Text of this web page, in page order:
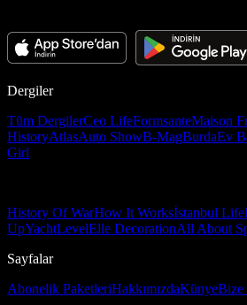
Dergiler
Tüm DergilerCeo LifeFormsanteMaison
HistoryAtlasAuto ShowB-MagBurdaEv
Girl
History Of WarHow It Worksİstanbul Life
UpYachtLevelElle DecorationAll About
Sayfalar
Abonelik PaketleriHakkımızdaKünyeBize